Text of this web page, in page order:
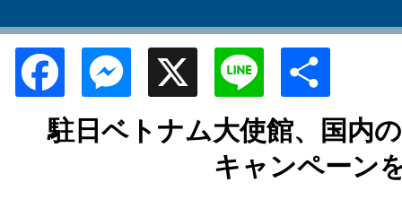
FacebookMessenger
X Line
駐日ベトナム大使館、国内
キャンペーン